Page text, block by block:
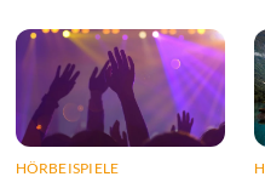
HÖRBEISPIELE